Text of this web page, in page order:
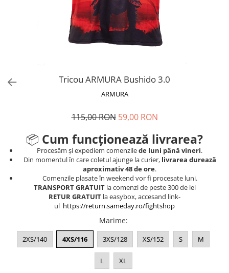
Mingi medicinale
Recuperare și Îcălzire
Tricou ARMURA Bushido 3.0
ARMURA
115,00 RON 59,00 RON
📦 Cum funcționează livrarea?
Procesăm și expediem comenzilede luni până vineri.
Din momentul în care coletul ajunge la curier, livrarea durează
aproximativ 48 de ore.
Comenzile plasate în weekend vor fi procesate luni.
TRANSPORT GRATUITla comenzi de peste 300 de lei
RETUR GRATUIT la easybox, accesand link-
ul https://return.sameday.ro/fightshop
Marime:
2XS/140 4XS/116 3XS/128 XS/152 S M
L XL